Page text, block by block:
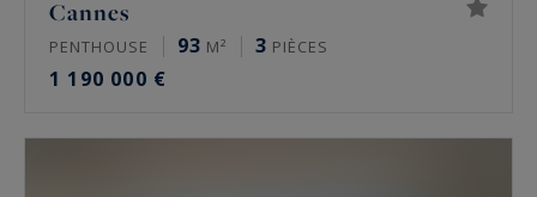
Cannes
PENTHOUSE 93 M² 3 PIÈCES
1 190 000 €